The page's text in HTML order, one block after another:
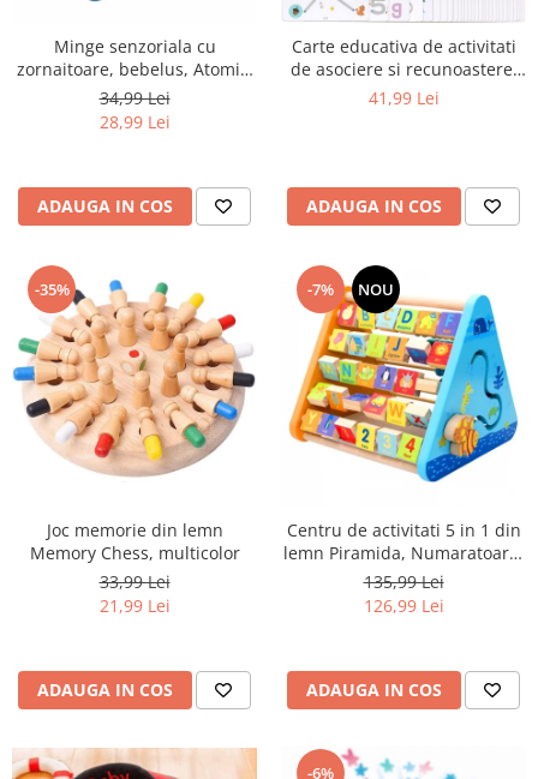
Minge senzoriala cu
zornaitoare, bebelus, Atomic,
multicolor
34,99 Lei
28,99 Lei
ADAUGA IN COS
Carte educativa de activitati
de asociere si recunoastere,
reutilizabila, Pinguin, 64
41,99 Lei
ADAUGA IN COS
-35%
Joc memorie din lemn
Memory Chess, multicolor
33,99 Lei
21,99 Lei
ADAUGA IN COS
-7% NOU
Centru de activitati 5 in 1 din
lemn Piramida, Numaratoare,
multicolor
135,99 Lei
126,99 Lei
ADAUGA IN COS
-6%